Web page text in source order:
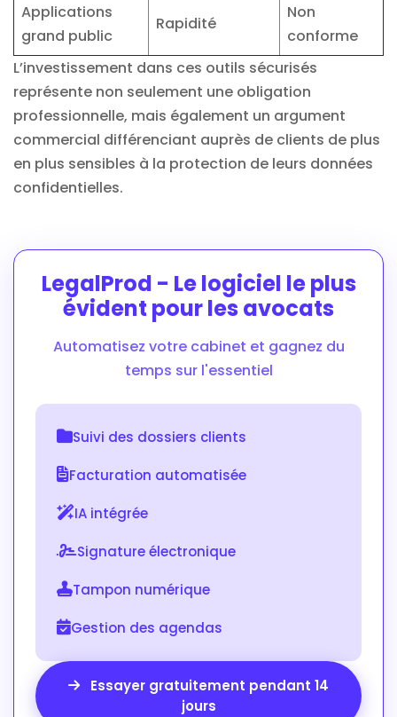
Applications
grand public
Rapidité
Non
conforme
L’investissement dans ces outils sécurisés
représente non seulement une obligation
professionnelle, mais également un argument
commercial différenciant auprès de clients de plus
en plus sensibles à la protection de leurs données
confidentielles.
LegalProd - Le logiciel le plus
évident pour les avocats
Automatisez votre cabinet et gagnez du
temps sur l'essentiel
Suivi des dossiers clients
Facturation automatisée
IA intégrée
Signature électronique
Tampon numérique
Gestion des agendas
Essayer gratuitement pendant 14
jours